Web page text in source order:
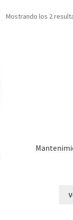
Mostrando los 2